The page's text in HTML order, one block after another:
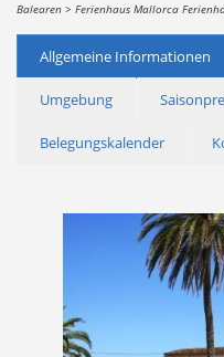
Balearen > Ferienhaus Mallorca
Allgemeine Informationen
Umgebung
Belegungskalender